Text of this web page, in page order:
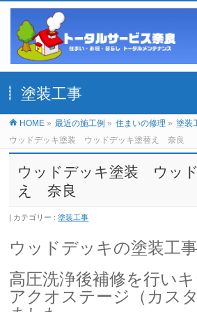
塗装工事
HOME » 最近の施工例 » 住まいの修理 » 塗装
ウッドデッキ塗装 ウッドデッキ塗替え 奈良
ウッドデッキ塗装 ウッ
え 奈良
カテゴリー :塗装工事
ウッドデッキの塗装工
高圧洗浄後補修を行い
アクオステージ（カス